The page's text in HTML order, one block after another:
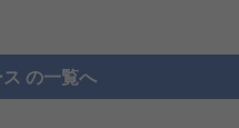
の一覧へ